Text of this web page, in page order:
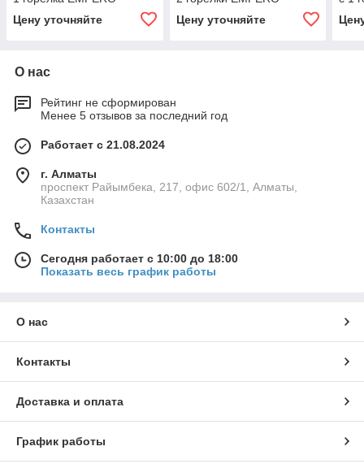
Цену уточняйте
Цену уточняйте
О нас
Рейтинг не сформирован
Менее 5 отзывов за последний год
Работает с 21.08.2024
г. Алматы
проспект Райымбека, 217, офис 602/1, Алматы,
Казахстан
Контакты
Сегодня работает с 10:00 до 18:00
Показать весь график работы
О нас
Контакты
Доставка и оплата
График работы